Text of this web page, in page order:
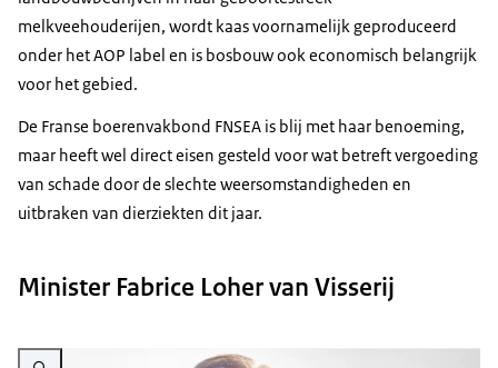
melkveehouderijen, wordt kaas voornamelijk geproduceerd
onder het AOP label en is bosbouw ook economisch belangrijk
voor het gebied.
De Franse boerenvakbond FNSEA is blij met haar benoeming,
maar heeft wel direct eisen gesteld voor wat betreft vergoeding
van schade door de slechte weersomstandigheden en
uitbraken van dierziekten dit jaar.
Minister Fabrice Loher van Visserij
Vergroot afbeelding Fabrice Loher